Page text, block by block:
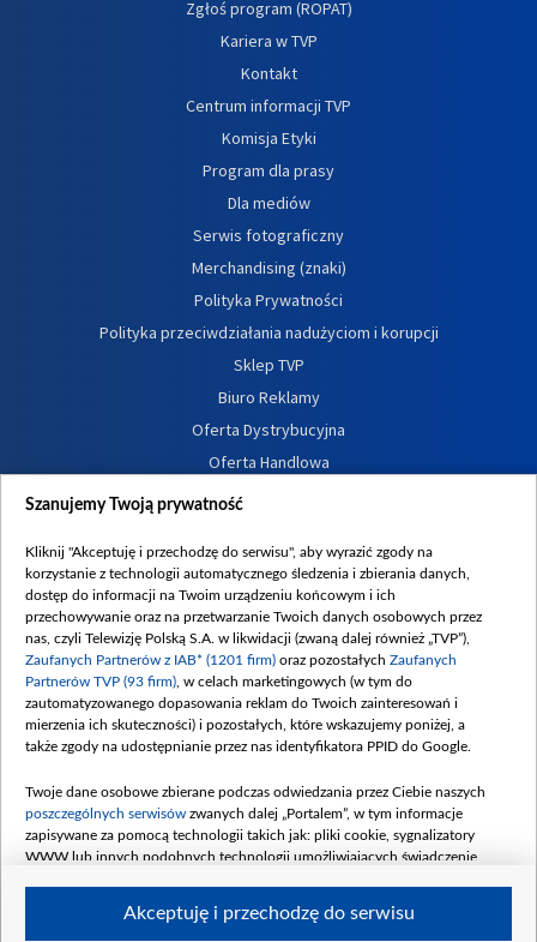
Zgłoś program (ROPAT)
Kariera w TVP
Kontakt
Centrum informacji TVP
Komisja Etyki
Program dla prasy
Dla mediów
Serwis fotograficzny
Merchandising (znaki)
Polityka Prywatności
Polityka przeciwdziałania nadużyciom i korupcji
Sklep TVP
Biuro Reklamy
Oferta Dystrybucyjna
Oferta Handlowa
Dostępność
Procedura zgłoszeń wewnętrznych
Szanujemy Twoją prywatność
Kliknij "Akceptuję i przechodzę do serwisu", aby wyrazić zgody na
korzystanie z technologii automatycznego śledzenia i zbierania danych,
dostęp do informacji na Twoim urządzeniu końcowym i ich
przechowywanie oraz na przetwarzanie Twoich danych osobowych przez
nas, czyli Telewizję Polską S.A. w likwidacji (zwaną dalej również „TVP”),
Zaufanych Partnerów z IAB* (1201 firm) oraz pozostałych Zaufanych
Partnerów TVP (93 firm) , w celach marketingowych (w tym do
zautomatyzowanego dopasowania reklam do Twoich zainteresowań i
mierzenia ich skuteczności) i pozostałych, które wskazujemy poniżej, a
także zgody na udostępnianie przez nas identyfikatora PPID do Google.
Twoje dane osobowe zbierane podczas odwiedzania przez Ciebie naszych
poszczególnych serwisów zwanych dalej „Portalem”, w tym informacje
zapisywane za pomocą technologii takich jak: pliki cookie, sygnalizatory
WWW lub innych podobnych technologii umożliwiających świadczenie
Akceptuję i przechodzę do serwisu